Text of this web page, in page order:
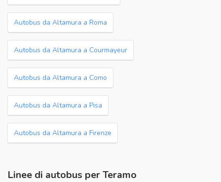
Autobus da Altamura a Roma
Autobus da Altamura a Courmayeur
Autobus da Altamura a Como
Autobus da Altamura a Pisa
Autobus da Altamura a Firenze
Linee di autobus per Teramo